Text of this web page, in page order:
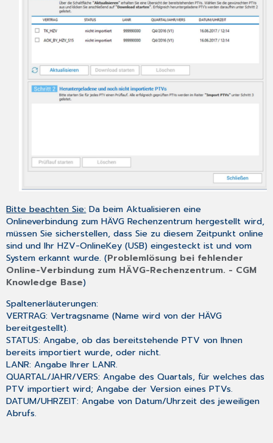
Bitte beachten Sie: Da beim Aktualisieren eine
Onlineverbindung zum HÄVG Rechenzentrum hergestellt wird,
müssen Sie sicherstellen, dass Sie zu diesem Zeitpunkt online
sind und Ihr HZV-OnlineKey (USB) eingesteckt ist und vom
System erkannt wurde. (Problemlösung bei fehlender
Online-Verbindung zum HÄVG-Rechenzentrum. - CGM
Knowledge Base)
Spaltenerläuterungen:
VERTRAG: Vertragsname (Name wird von der HÄVG
bereitgestellt).
STATUS: Angabe, ob das bereitstehende PTV von Ihnen
bereits importiert wurde, oder nicht.
LANR: Angabe Ihrer LANR.
QUARTAL/JAHR/VERS: Angabe des Quartals, für welches das
PTV importiert wird; Angabe der Version eines PTVs.
DATUM/UHRZEIT: Angabe von Datum/Uhrzeit des jeweiligen
Abrufs.